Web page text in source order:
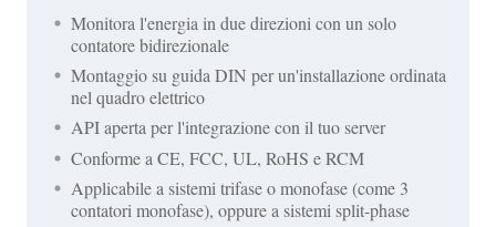
Monitora l'energia in due direzioni con un solo
contatore bidirezionale
Montaggio su guida DIN per un'installazione ordinata
nel quadro elettrico
API aperta per l'integrazione con il tuo server
Conforme a CE, FCC, UL, RoHS e RCM
Applicabile a sistemi trifase o monofase (come 3
contatori monofase), oppure a sistemi split-phase